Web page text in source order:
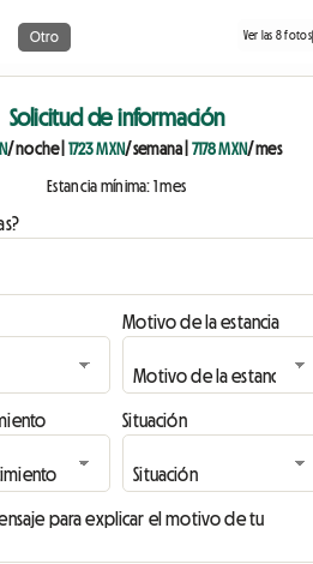
Otro Ver las 8 fotos
Solicitud de información
/ noche| 1723 MXN/ semana 7178 MXN/ mes
Estancia mínima: 1 mes
Motivo de la estancia
Situación
para explicar el motivo de tu